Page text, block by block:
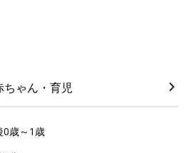
ちゃん・育児
0歳～1歳